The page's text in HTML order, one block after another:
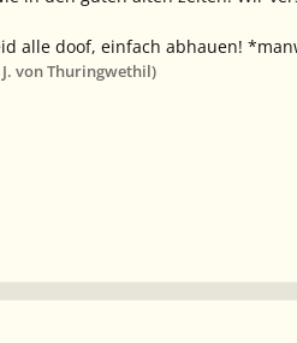
alle doof, einfach abhauen!
von Thuringwethil)